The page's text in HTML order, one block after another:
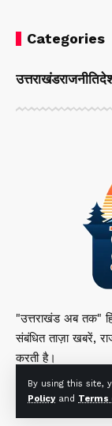
By using this site,
Policyand Terms
Categories
उत्तराखंडराजनीति
"उत्तराखंड अब तक"
संबंधित ताज़ा खबरें,
करती है।